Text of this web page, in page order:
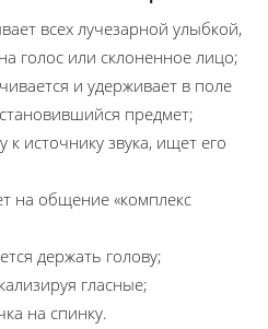
всех лучезарной улыбкой,
голос или склоненное лицо;
и удерживает в поле
предмет;
к источнику звука, ищет его
на общение «комплекс
держать голову;
гласные;
на спинку.